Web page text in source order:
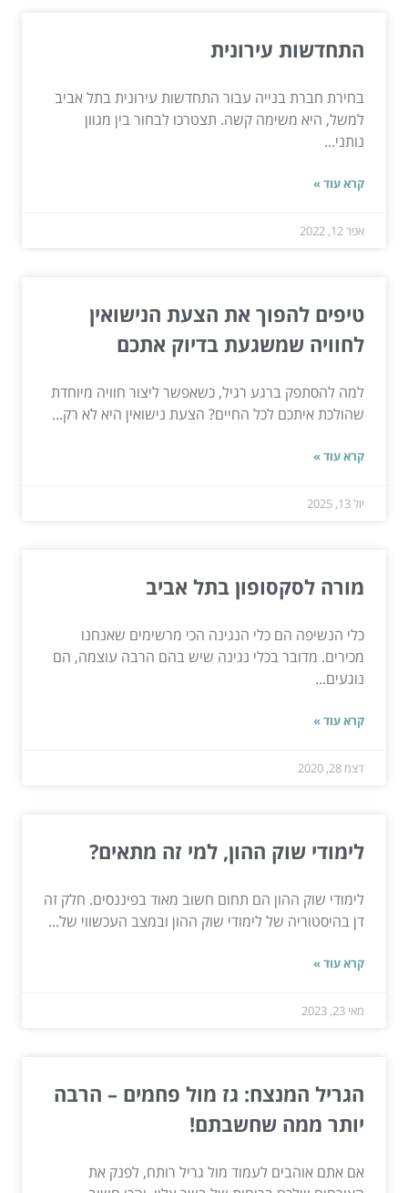
התחדשות עירונית
בחירת חברת בנייה עבור התחדשות עירונית בתל אביב
למשל, היא משימה קשה. תצטרכו לבחור בין מגוון
נותני...
קרא עוד »
אפר 12, 2022
טיפים להפוך את הצעת הנישואין
לחוויה שמשגעת בדיוק אתכם
למה להסתפק ברגע רגיל, כשאפשר ליצור חוויה מיוחדת
שהולכת איתכם לכל החיים? הצעת נישואין היא לא רק...
קרא עוד »
יול 13, 2025
מורה לסקסופון בתל אביב
כלי הנשיפה הם כלי הנגינה הכי מרשימים שאנחנו
מכירים. מדובר בכלי נגינה שיש בהם הרבה עוצמה, הם
נוגעים...
קרא עוד »
דצמ 28, 2020
לימודי שוק ההון, למי זה מתאים?
לימודי שוק ההון הם תחום חשוב מאוד בפיננסים. חלק זה
דן בהיסטוריה של לימודי שוק ההון ובמצב העכשווי של...
קרא עוד »
מאי 23, 2023
הגריל המנצח: גז מול פחמים – הרבה
יותר ממה שחשבתם!
אם אתם אוהבים לעמוד מול גריל רותח, לפנק את